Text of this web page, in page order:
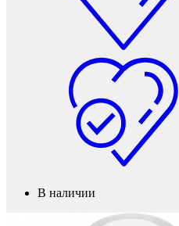
Мебельные колеса
В наличии